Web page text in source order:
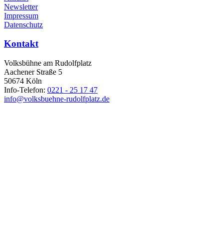
Newsletter
Impressum
Datenschutz
Kontakt
Volksbühne am Rudolfplatz
Aachener Straße 5
50674 Köln
Info-Telefon: 0221 - 25 17 47
info@volksbuehne-rudolfplatz.de